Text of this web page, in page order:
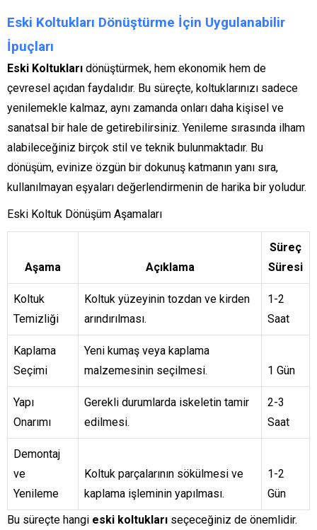
Eski Koltukları Dönüştürme İçin Uygulanabilir
İpuçları
Eski Koltukları dönüştürmek, hem ekonomik hem de
çevresel açıdan faydalıdır. Bu süreçte, koltuklarınızı sadece
yenilemekle kalmaz, aynı zamanda onları daha kişisel ve
sanatsal bir hale de getirebilirsiniz. Yenileme sırasında ilham
alabileceğiniz birçok stil ve teknik bulunmaktadır. Bu
dönüşüm, evinize özgün bir dokunuş katmanın yanı sıra,
kullanılmayan eşyaları değerlendirmenin de harika bir yoludur.
Eski Koltuk Dönüşüm Aşamaları
Aşama Açıklama
Süreç
Süresi
Koltuk
Temizliği
Koltuk yüzeyinin tozdan ve kirden
arındırılması.
1-2
Saat
Kaplama
Seçimi
Yeni kumaş veya kaplama
malzemesinin seçilmesi.
1 Gün
Yapı
Onarımı
Gerekli durumlarda iskeletin tamir
edilmesi.
2-3
Saat
Demontaj
ve
Yenileme
Koltuk parçalarının sökülmesi ve
kaplama işleminin yapılması.
1-2
Gün
Bu süreçte hangi eski koltukları seçeceğiniz de önemlidir.